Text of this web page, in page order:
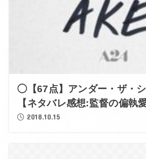
◯【67点】アンダー・ザ・
【ネタバレ感想:監督の偏執
2018.10.15